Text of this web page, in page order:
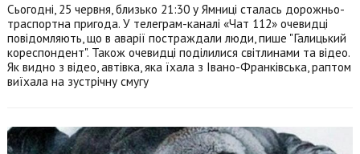
Сьогодні, 25 червня, близько 21:30 у Ямниці сталась дорожньо-
траспортна пригода. У телеграм-каналі «Чат 112» очевидці
повідомляють, що в аварії постраждали люди, пише "Галицький
кореспондент". Також очевидці поділилися світлинами та відео.
Як видно з відео, автівка, яка їхала з Івано-Франківська, раптом
виїхала на зустрічну смугу